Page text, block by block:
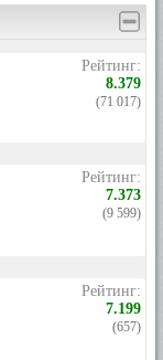
Рейтинг:
8.379
(71 017)
Рейтинг:
7.373
(9 599)
Рейтинг:
7.199
(657)